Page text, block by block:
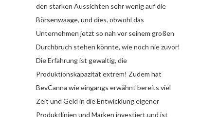
den starken Aussichten sehr wenig auf die
Börsenwaage, und dies, obwohl das
Unternehmen jetzt so nah vor seinem großen
Durchbruch stehen könnte, wie noch nie zuvor!
Die Erfahrung ist gewaltig, die
Produktionskapazität extrem! Zudem hat
BevCanna wie eingangs erwähnt bereits viel
Zeit und Geld in die Entwicklung eigener
Produktlinien und Marken investiert und ist